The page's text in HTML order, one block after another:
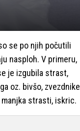
se po njih počutili
nasploh. V primeru,
je izgubila strast,
oz. bivšo, zvezdnike
manjka strasti, iskric.